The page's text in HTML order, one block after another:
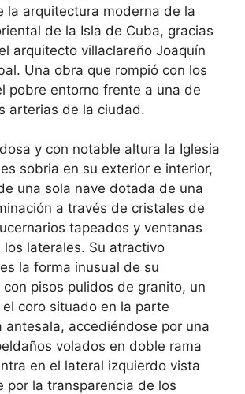
la arquitectura moderna de la
de la Isla de Cuba, gracias
arquitecto villaclareño Joaquín
Una obra que rompió con los
pobre entorno frente a una de
arterias de la ciudad.
y con notable altura la Iglesia
sobria en su exterior e interior,
una sola nave dotada de una
a través de cristales de
tapeados y ventanas
los laterales. Su atractivo
la forma inusual de su
pisos pulidos de granito, un
coro situado en la parte
antesala, accediéndose por una
volados en doble rama
en el lateral izquierdo vista
por la transparencia de los